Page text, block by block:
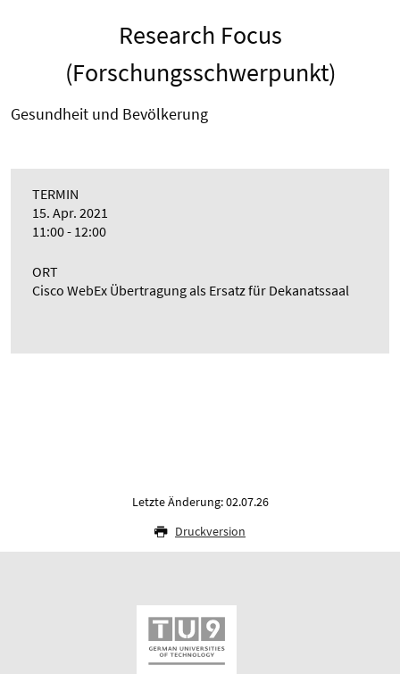
Research Focus
(Forschungsschwerpunkt)
Gesundheit und Bevölkerung
TERMIN
15. Apr. 2021
11:00 - 12:00
ORT
Cisco WebEx Übertragung als Ersatz für Dekanatssaal
Letzte Änderung: 02.07.26
Druckversion